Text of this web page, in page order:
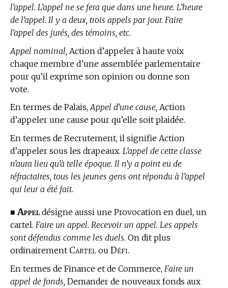
l’appel. L’appel ne se fera que dans une heure. L’heure
de l’appel. Il y a deux, trois appels par jour. Faire
l’appel des jurés, des témoins, etc.
Appel nominal, Action d’appeler à haute voix
chaque membre d’une assemblée parlementaire
pour qu’il exprime son opinion ou donne son
vote.
En termes de Palais, Appel d’une cause, Action
d’appeler une cause pour qu’elle soit plaidée.
En termes de Recrutement, il signifie Action
d’appeler sous les drapeaux. L’appel de cette classe
n’aura lieu qu’à telle époque. Il n’y a point eu de
réfractaires, tous les jeunes gens ont répondu à l’appel
qui leur a été fait.
■ Appel désigne aussi une Provocation en duel, un
cartel. Faire un appel. Recevoir un appel. Les appels
sont défendus comme les duels. On dit plus
ordinairement Cartel ou Défi.
En termes de Finance et de Commerce, Faire un
appel de fonds, Demander de nouveaux fonds aux